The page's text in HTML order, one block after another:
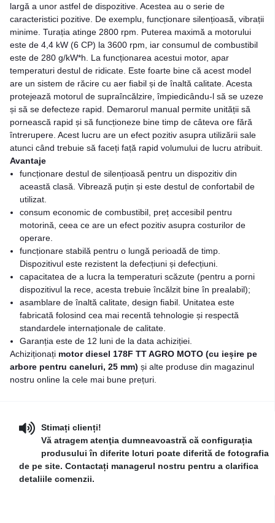
largă a unor astfel de dispozitive. Acestea au o serie de
caracteristici pozitive. De exemplu, funcționare silențioasă, vibrații
minime. Turația atinge 2800 rpm. Puterea maximă a motorului
este de 4,4 kW (6 CP) la 3600 rpm, iar consumul de combustibil
este de 280 g/kW*h. La funcționarea acestui motor, apar
temperaturi destul de ridicate. Este foarte bine că acest model
are un sistem de răcire cu aer fiabil și de înaltă calitate. Acesta
protejează motorul de supraîncălzire, împiedicându-l să se uzeze
și să se defecteze rapid. Demarorul manual permite unității să
pornească rapid și să funcționeze bine timp de câteva ore fără
întrerupere. Acest lucru are un efect pozitiv asupra utilizării sale
atunci când trebuie să faceți față rapid volumului de lucru atribuit.
Avantaje
funcționare destul de silențioasă pentru un dispozitiv din
această clasă. Vibrează puțin și este destul de confortabil de
utilizat.
consum economic de combustibil, preț accesibil pentru
motorină, ceea ce are un efect pozitiv asupra costurilor de
operare.
funcționare stabilă pentru o lungă perioadă de timp.
Dispozitivul este rezistent la defecțiuni și defecțiuni.
capacitatea de a lucra la temperaturi scăzute (pentru a porni
dispozitivul la rece, acesta trebuie încălzit bine în prealabil);
asamblare de înaltă calitate, design fiabil. Unitatea este
fabricată folosind cea mai recentă tehnologie și respectă
standardele internaționale de calitate.
Garanția este de 12 luni de la data achiziției.
Achiziționați motor diesel 178F TT AGRO MOTO (cu ieșire pe
arbore pentru caneluri, 25 mm) și alte produse din magazinul
nostru online la cele mai bune prețuri.
Stimați clienți!
Vă atragem atenţia dumneavoastră că configurația
produsului în diferite loturi poate diferită de fotografia
de pe site. Contactați managerul nostru pentru a clarifica
detaliile comenzii.